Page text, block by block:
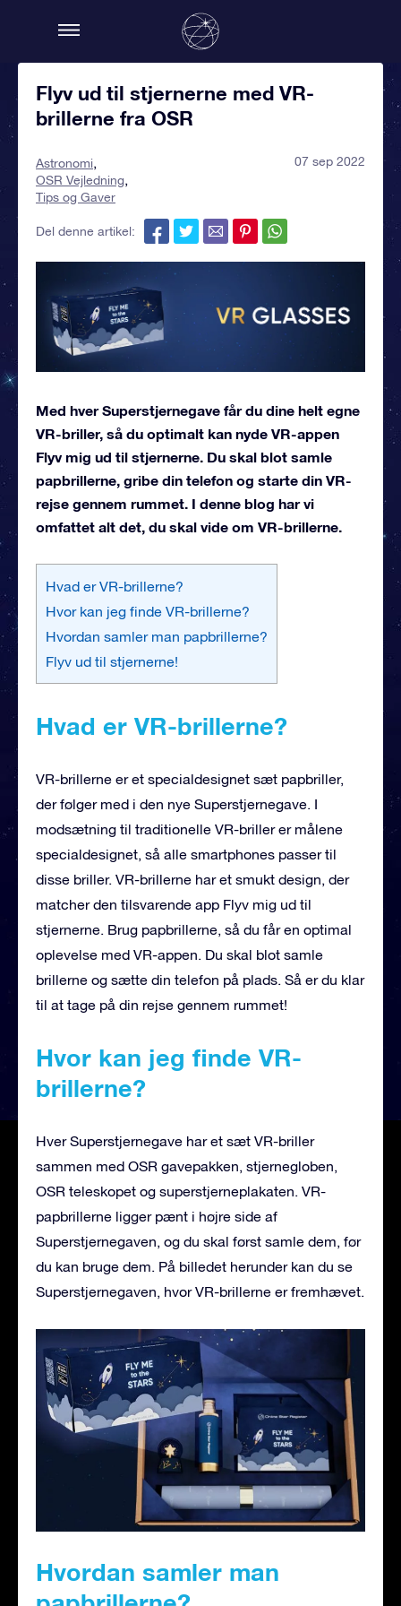
Flyv ud til stjernerne med VR-
brillerne fra OSR
Astronomi
OSR Vejledning
Tips og Gaver
07 sep 2022
Del denne artikel:
Med hver Superstjernegave får du dine helt egne
VR-briller, så du optimalt kan nyde VR-appen
Flyv mig ud til stjernerne. Du skal blot samle
papbrillerne, gribe din telefon og starte din VR-
rejse gennem rummet. I denne blog har vi
omfattet alt det, du skal vide om VR-brillerne.
Hvad er VR-brillerne?
Hvor kan jeg finde VR-brillerne?
Hvordan samler man papbrillerne?
Flyv ud til stjernerne!
Hvad er VR-brillerne?
VR-brillerne er et specialdesignet sæt papbriller,
der følger med i den nye Superstjernegave. I
modsætning til traditionelle VR-briller er målene
specialdesignet, så alle smartphones passer til
disse briller. VR-brillerne har et smukt design, der
matcher den tilsvarende app Flyv mig ud til
stjernerne. Brug papbrillerne, så du får en optimal
oplevelse med VR-appen. Du skal blot samle
brillerne og sætte din telefon på plads. Så er du klar
til at tage på din rejse gennem rummet!
Hvor kan jeg finde VR-
brillerne?
Hver Superstjernegave har et sæt VR-briller
sammen med OSR gavepakken, stjernegloben,
OSR teleskopet og superstjerneplakaten. VR-
papbrillerne ligger pænt i højre side af
Superstjernegaven, og du skal først samle dem, før
du kan bruge dem. På billedet herunder kan du se
Superstjernegaven, hvor VR-brillerne er fremhævet.
Hvordan samler man